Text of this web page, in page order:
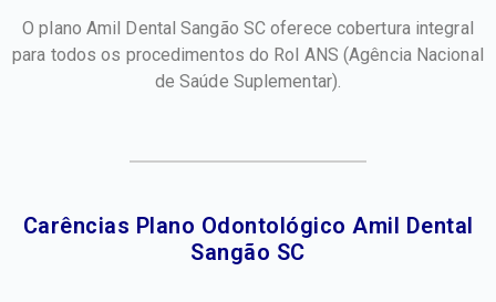
O plano Amil Dental Sangão SC oferece cobertura integral
para todos os procedimentos do Rol ANS(Agência Nacional
de Saúde Suplementar).
Carências Plano Odontológico Amil Dental
Sangão SC​